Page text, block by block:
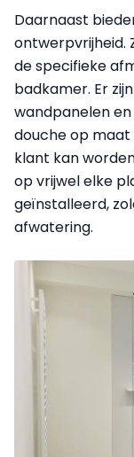
Daarnaast
ontwerpvrijheid.
de specifieke
badkamer. Er
wandpanelen
douche op maat
klant kan
op vrijwel elke
geïnstalleerd,
afwatering.